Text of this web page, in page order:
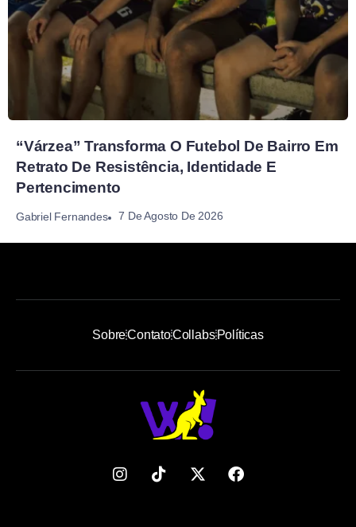
“Várzea” Transforma O Futebol De Bairro Em
Retrato De Resistência, Identidade E
Pertencimento
Gabriel Fernandes 7 De Agosto De 2026
SobreContatoCollabsPolíticas